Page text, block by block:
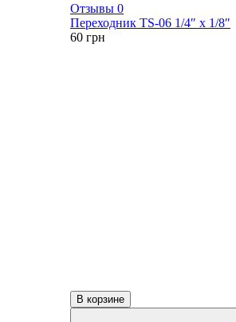
Отзывы 0
Переходник TS-06 1/4″ х 1/8″
60 грн
В корзине